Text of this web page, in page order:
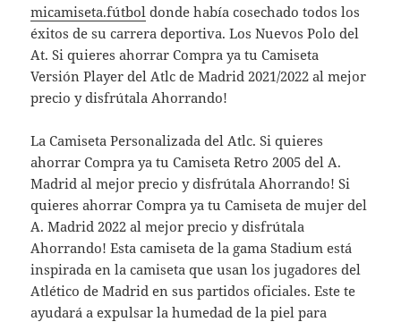
micamiseta.fútbol donde había cosechado todos los
éxitos de su carrera deportiva. Los Nuevos Polo del
At. Si quieres ahorrar Compra ya tu Camiseta
Versión Player del Atlc de Madrid 2021/2022 al mejor
precio y disfrútala Ahorrando!
La Camiseta Personalizada del Atlc. Si quieres
ahorrar Compra ya tu Camiseta Retro 2005 del A.
Madrid al mejor precio y disfrútala Ahorrando! Si
quieres ahorrar Compra ya tu Camiseta de mujer del
A. Madrid 2022 al mejor precio y disfrútala
Ahorrando! Esta camiseta de la gama Stadium está
inspirada en la camiseta que usan los jugadores del
Atlético de Madrid en sus partidos oficiales. Este te
ayudará a expulsar la humedad de la piel para